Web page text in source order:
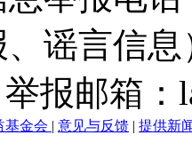
、谣言信
举报邮箱
基金会 | 意见与反馈 | 提供新